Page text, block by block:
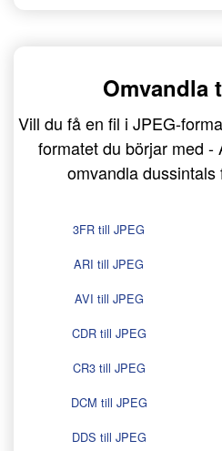
Omvandla
Vill du få en fil i JPEG-
formatet du börjar med -
omvandla
3FR till JPEG
ARI till JPEG
AVI till JPEG
CDR till JPEG
CR3 till JPEG
DCM till JPEG
DDS till JPEG